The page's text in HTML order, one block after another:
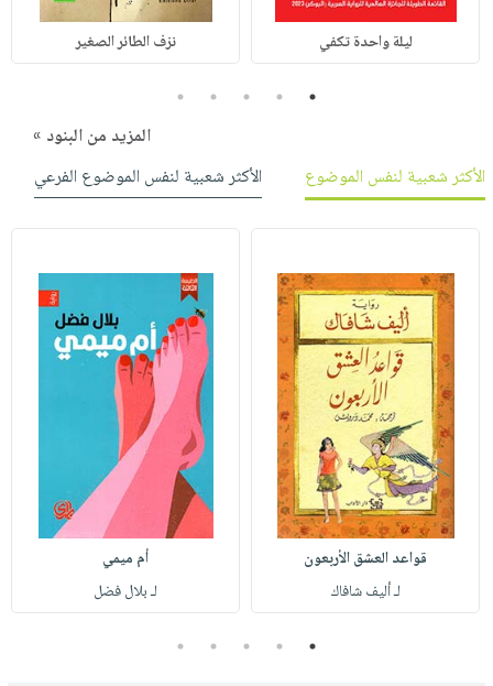
ليلة واحدة تكفي نزف الطائر الصغير
1
2
3
4
5
المزيد من البنود »
الأكثر شعبية لنفس الموضوع
الأكثر شعبية لنفس الموضوع الفرعي
قواعد العشق الأربعون
لـ أليف شافاك
أم ميمي
لـ بلال فضل
1
2
3
4
5